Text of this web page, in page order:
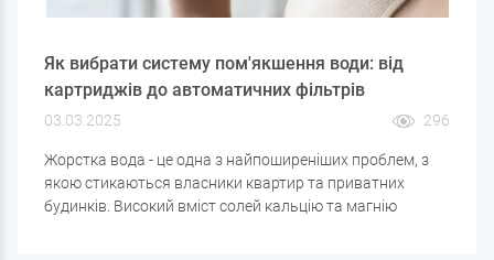
Як вибрати систему пом'якшення води: від
картриджів до автоматичних фільтрів
03.03.2025 296
Жорстка вода - це одна з найпоширеніших проблем, з
якою стикаються власники квартир та приватних
будинків. Високий вміст солей кальцію та магнію